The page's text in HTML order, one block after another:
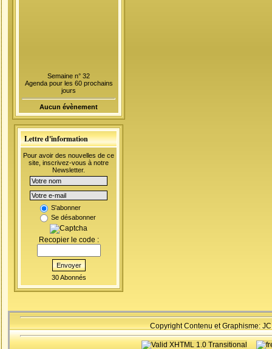
Semaine n° 32
Agenda pour les 60 prochains
jours
Aucun évènement
Lettre d'information
Pour avoir des nouvelles de ce
site, inscrivez-vous à notre
Newsletter.
S'abonner
Se désabonner
Recopier le code :
Envoyer
30 Abonnés
Copyright Contenu et Graphisme: